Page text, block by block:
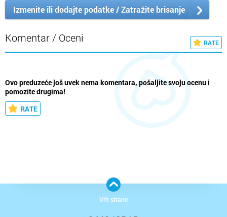
Izmenite ili dodajte podatke / Zatražite brisanje
Komentar / Oceni RATE
Ovo preduzeće još uvek nema komentara, pošaljite svoju ocenu i
pomozite drugima!
RATE
Vrh strane